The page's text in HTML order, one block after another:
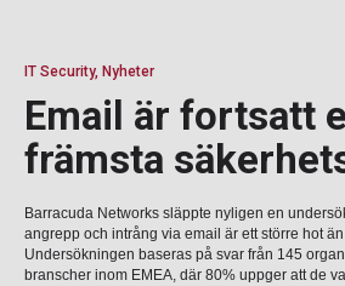
IT Security, Nyheter
Email är fortsatt
främsta
Barracuda Networks släppte nyligen en
angrepp och intrång via email är ett större hot
Undersökningen baseras på svar från 145
branscher inom EMEA, där 80% uppger att de